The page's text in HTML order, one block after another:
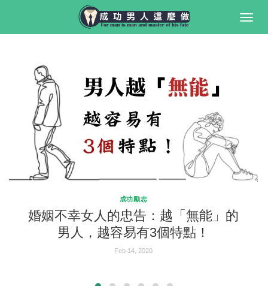
成功勵志
婚姻不幸女人的忠告：越「無能」的
男人，越容易有3個特點！
Feb 14, 2020